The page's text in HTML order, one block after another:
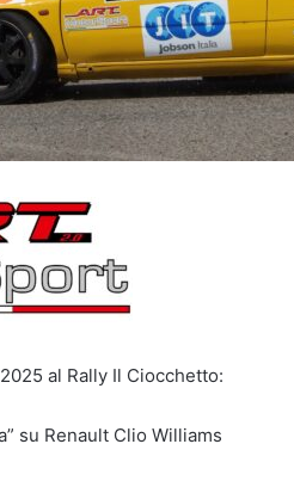
al Rally Il Ciocchetto:
su Renault Clio Williams